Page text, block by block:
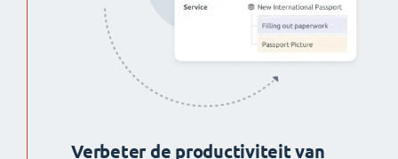
Verbeter de productiviteit van